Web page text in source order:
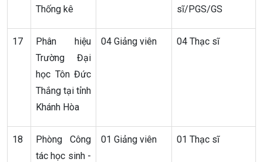
Thống kê
sĩ/PGS/GS
17
Phân hiệu
Trường Đại
học Tôn Đức
Thắng tại tỉnh
Khánh Hòa
04 Giảng viên 04 Thạc sĩ
18
Phòng Công
tác học sinh -
01 Giảng viên 01 Thạc sĩ